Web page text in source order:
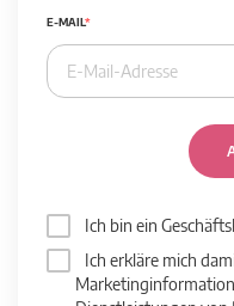
E-MAIL
Ich bin ein
Ich erkläre mich